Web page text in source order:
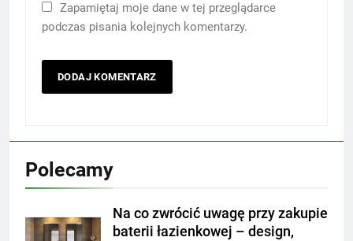
Zapamiętaj moje dane w tej przeglądarce
podczas pisania kolejnych komentarzy.
Polecamy
Na co zwrócić uwagę przy zakupie
baterii łazienkowej – design,